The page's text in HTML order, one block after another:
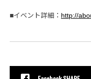
■イベント詳細： http://